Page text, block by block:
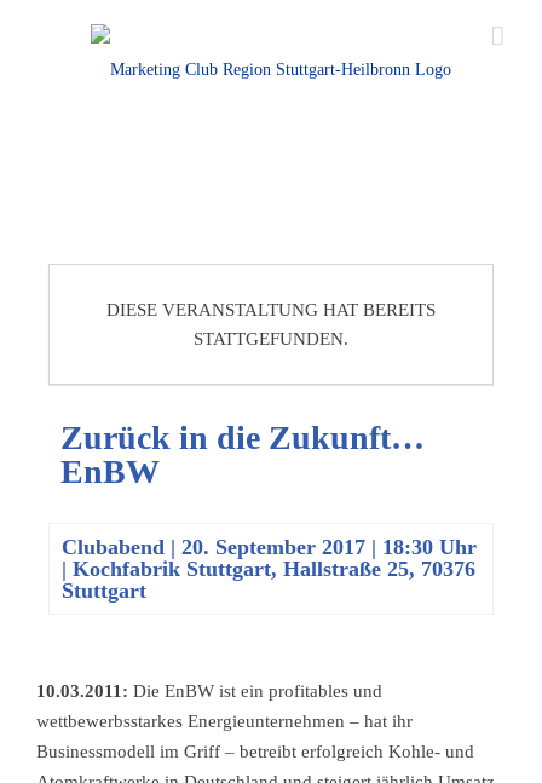
DIESE VERANSTALTUNG HAT BEREITS
STATTGEFUNDEN.
Zurück in die Zukunft…
EnBW
Clubabend | 20. September 2017 | 18:30 Uhr
| Kochfabrik Stuttgart, Hallstraße 25, 70376
Stuttgart
10.03.2011: Die EnBW ist ein profitables und
wettbewerbsstarkes Energieunternehmen – hat ihr
Businessmodell im Griff – betreibt erfolgreich Kohle- und